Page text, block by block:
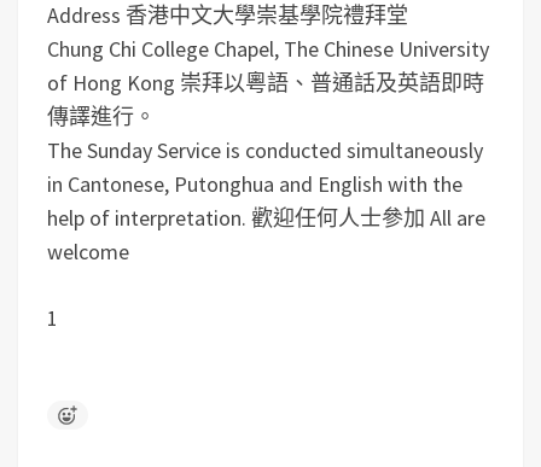
Address 香港中文大學崇基學院禮拜堂
Chung Chi College Chapel, The Chinese University
of Hong Kong 崇拜以粵語、普通話及英語即時
傳譯進行。
The Sunday Service is conducted simultaneously
in Cantonese, Putonghua and English with the
help of interpretation. 歡迎任何人士參加 All are
welcome
1